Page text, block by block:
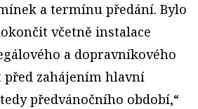
a termínu předání. Bylo
včetně instalace
a dopravníkového
před zahájením hlavní
předvánočního období,“